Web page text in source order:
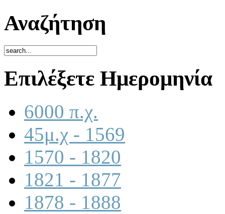
Αναζήτηση
Επιλέξετε Ημερομηνία
6000 π.χ.
45μ.χ - 1569
1570 - 1820
1821 - 1877
1878 - 1888